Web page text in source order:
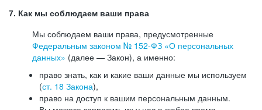
7. Как мы соблюдаем ваши права
Мы соблюдаем ваши права, предусмотренные
Федеральным законом № 152-ФЗ «О персональных
данных» (далее — Закон), а именно:
право знать, как и какие ваши данные мы используем
(ст. 18 Закона),
право на доступ к вашим персональным данным.